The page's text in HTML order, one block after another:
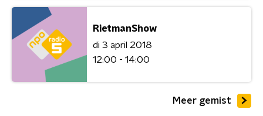
RietmanShow
di 3 april 2018
12:00 - 14:00
Meer gemist